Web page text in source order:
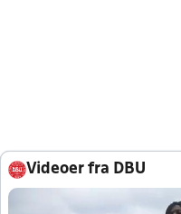
Videoer fra DBU